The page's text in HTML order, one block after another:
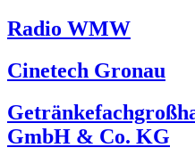
Radio WMW
Cinetech Gronau
GmbH & Co. KG